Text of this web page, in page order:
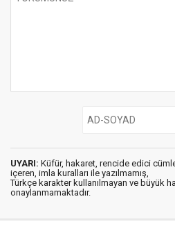
UYARI: Küfür, hakaret, rencide edici
içeren, imla kuralları ile yazılmamış,
Türkçe karakter kullanılmayan ve büyük
onaylanmamaktadır.